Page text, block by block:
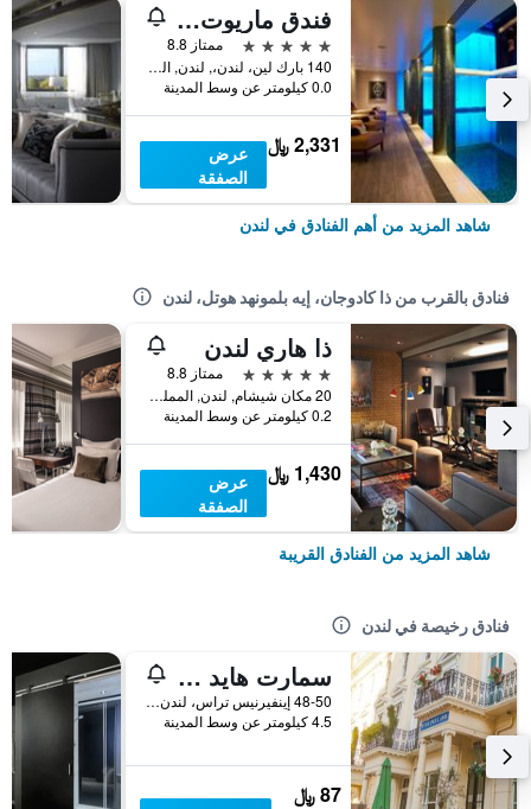
فندق ماريوت لندن بارك لاين
5 نجوم
ممتاز 8.8
140 بارك لين، لندن،, لندن, المملكة المتحدة
0.0 كيلومتر عن وسط المدينة
2,331 ﷼
عرض
الصفقة
شاهد المزيد من أهم الفنادق في لندن
فنادق بالقرب من ذا كادوجان، إيه بلمونهد هوتل، لندن
ذا هاري لندن
5 نجوم
ممتاز 8.8
20 مكان شيشام, لندن, المملكة المتحدة
0.2 كيلومتر عن وسط المدينة
1,430 ﷼
عرض
الصفقة
شاهد المزيد من الفنادق القريبة
فنادق رخيصة في لندن
سمارت هايد بارك إن هوستل
48-50 إينفيرنيس تراس، لندن ، المملكة المتحدة, لندن, المملكة المتحدة
4.5 كيلومتر عن وسط المدينة
87 ﷼